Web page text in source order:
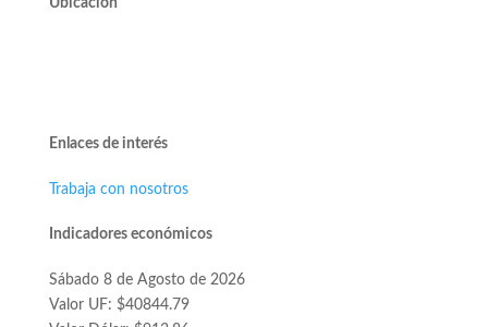
Ubicación
Enlaces de interés
Trabaja con nosotros
Indicadores económicos
Sábado 8 de Agosto de 2026
Valor UF: $40844.79